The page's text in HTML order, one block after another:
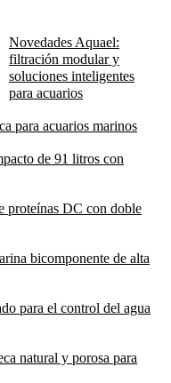
Novedades Aquael:
filtración modular y
soluciones inteligentes
para acuarios
para acuarios marinos
de 91 litros con
proteínas DC con doble
bicomponente de alta
para el control del agua
natural y porosa para